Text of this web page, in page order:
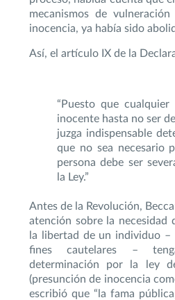
mecanismos de
inocencia, ya había sido
Así, el artículo IX de la
“Puesto que
inocente hasta no ser
juzga indispensable
que no sea necesario
persona debe ser
la Ley.”
Antes de la Revolución,
atención sobre la necesidad
la libertad de un individuo –
fines cautelares –
determinación por la ley
(presunción de inocencia
escribió que “la fama